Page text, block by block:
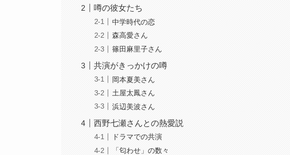
噂の彼女たち
中学時代の恋
森高愛さん
篠田麻里子さん
共演がきっかけの噂
岡本夏美さん
土屋太鳳さん
浜辺美波さん
西野七瀬さんとの熱愛説
ドラマでの共演
「匂わせ」の数々